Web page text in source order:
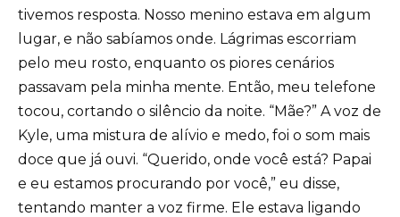
tivemos resposta. Nosso menino estava em algum
lugar, e não sabíamos onde. Lágrimas escorriam
pelo meu rosto, enquanto os piores cenários
passavam pela minha mente. Então, meu telefone
tocou, cortando o silêncio da noite. “Mãe?” A voz de
Kyle, uma mistura de alívio e medo, foi o som mais
doce que já ouvi. “Querido, onde você está? Papai
e eu estamos procurando por você,” eu disse,
tentando manter a voz firme. Ele estava ligando